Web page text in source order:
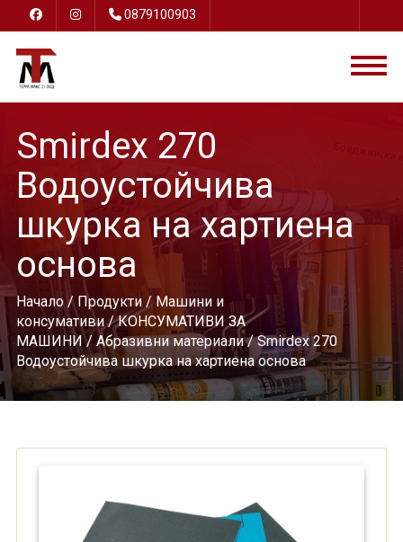
0879100903
Smirdex 270
Водоустойчива
шкурка на хартиена
основа
Начало/ Продукти/ Машини и
консумативи/КОНСУМАТИВИ ЗА
МАШИНИ/ Абразивни материали/ Smirdex 270
Водоустойчива шкурка на хартиена основа